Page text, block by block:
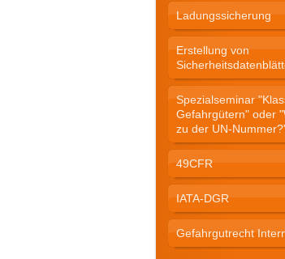
Ladungssicherung
Erstellung von
Spezialseminar
Gefahrgütern" oder
zu der UN-
49CFR
IATA-DGR
Gefahrgutrecht